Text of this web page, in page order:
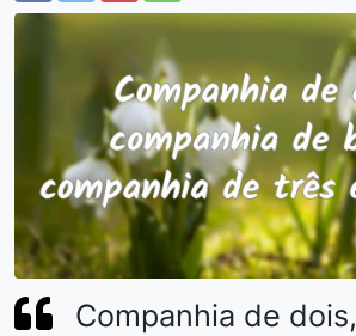
Companhia de dois,